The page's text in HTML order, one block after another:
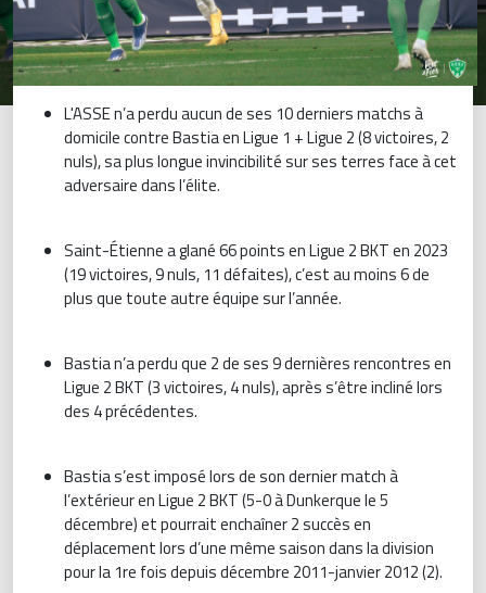
L'ASSE n’a perdu aucun de ses 10 derniers matchs à
domicile contre Bastia en Ligue 1 + Ligue 2 (8 victoires, 2
nuls), sa plus longue invincibilité sur ses terres face à cet
adversaire dans l’élite.
Saint-Étienne a glané 66 points en Ligue 2 BKT en 2023
(19 victoires, 9 nuls, 11 défaites), c’est au moins 6 de
plus que toute autre équipe sur l’année.
Bastia n’a perdu que 2 de ses 9 dernières rencontres en
Ligue 2 BKT (3 victoires, 4 nuls), après s’être incliné lors
des 4 précédentes.
Bastia s’est imposé lors de son dernier match à
l’extérieur en Ligue 2 BKT (5-0 à Dunkerque le 5
décembre) et pourrait enchaîner 2 succès en
déplacement lors d’une même saison dans la division
pour la 1re fois depuis décembre 2011-janvier 2012 (2).